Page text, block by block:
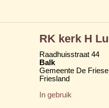
RK kerk H
Raadhuisstraat 44
Balk
Gemeente De
Friesland
In gebruik